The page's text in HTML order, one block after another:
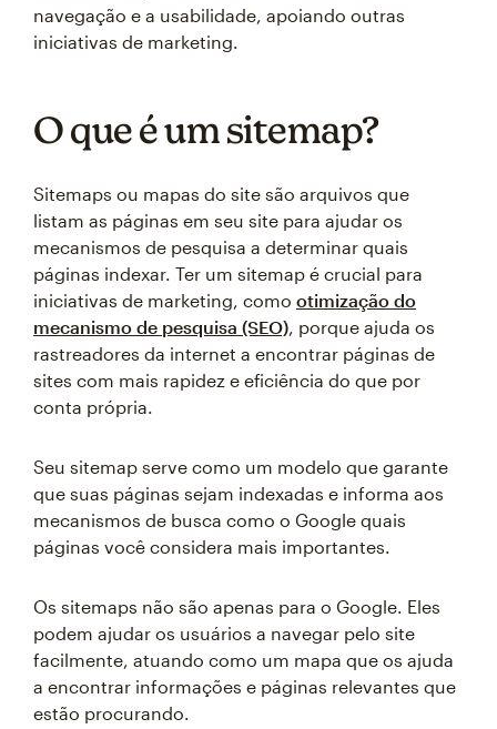
navegação e a usabilidade, apoiando outras
iniciativas de marketing.
O que é um sitemap?
Sitemaps ou mapas do site são arquivos que
listam as páginas em seu site para ajudar os
mecanismos de pesquisa a determinar quais
páginas indexar. Ter um sitemap é crucial para
iniciativas de marketing, como otimização do
mecanismo de pesquisa (SEO), porque ajuda os
rastreadores da internet a encontrar páginas de
sites com mais rapidez e eficiência do que por
conta própria.
Seu sitemap serve como um modelo que garante
que suas páginas sejam indexadas e informa aos
mecanismos de busca como o Google quais
páginas você considera mais importantes.
Os sitemaps não são apenas para o Google. Eles
podem ajudar os usuários a navegar pelo site
facilmente, atuando como um mapa que os ajuda
a encontrar informações e páginas relevantes que
estão procurando.